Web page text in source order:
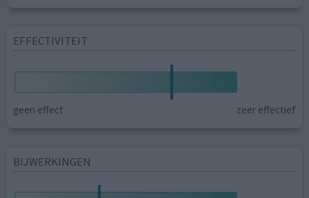
EFFECTIVITEIT
geen effect zeer effectief
BIJWERKINGEN